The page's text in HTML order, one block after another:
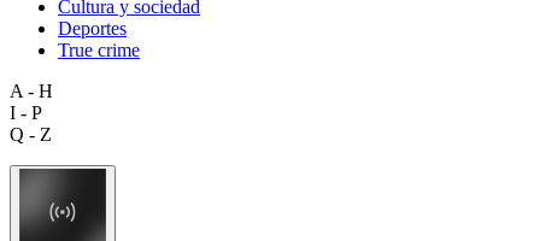
Cultura y sociedad
Deportes
True crime
A - H
I - P
Q - Z